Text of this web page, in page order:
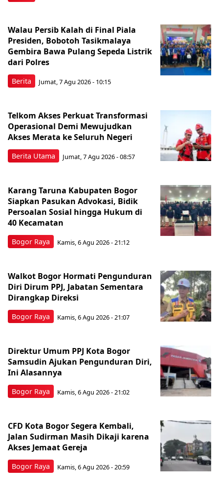
Berita
Walau Persib Kalah di Final Piala
Presiden, Bobotoh Tasikmalaya
Gembira Bawa Pulang Sepeda Listrik
dari Polres
Jumat, 7 Agu 2026 - 10:15
Berita Utama
Telkom Akses Perkuat Transformasi
Operasional Demi Mewujudkan
Akses Merata ke Seluruh Negeri
Jumat, 7 Agu 2026 - 08:57
Bogor Raya
Karang Taruna Kabupaten Bogor
Siapkan Pasukan Advokasi, Bidik
Persoalan Sosial hingga Hukum di
40 Kecamatan
Kamis, 6 Agu 2026 - 21:12
Bogor Raya
Walkot Bogor Hormati Pengunduran
Diri Dirum PPJ, Jabatan Sementara
Dirangkap Direksi
Kamis, 6 Agu 2026 - 21:07
Bogor Raya
Direktur Umum PPJ Kota Bogor
Samsudin Ajukan Pengunduran Diri,
Ini Alasannya
Kamis, 6 Agu 2026 - 21:02
Bogor Raya
CFD Kota Bogor Segera Kembali,
Jalan Sudirman Masih Dikaji karena
Akses Jemaat Gereja
Kamis, 6 Agu 2026 - 20:59